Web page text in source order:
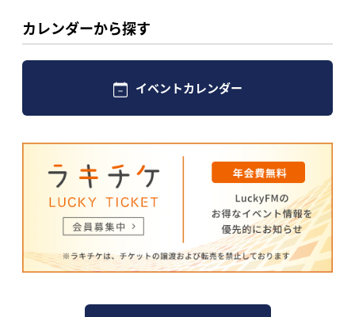
カレンダーから探す
イベントカレンダー